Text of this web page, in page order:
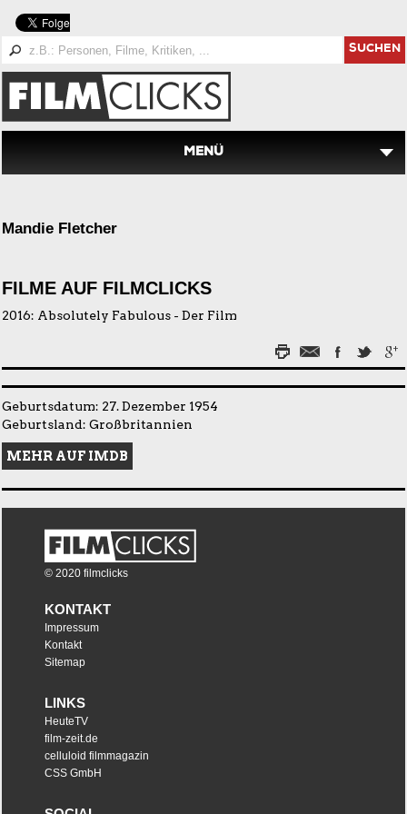
SUCHEN
MENÜ
Mandie Fletcher
FILME AUF FILMCLICKS
2016: Absolutely Fabulous - Der Film
Geburtsdatum: 27. Dezember 1954
Geburtsland: Großbritannien
MEHR AUF IMDB
© 2020 filmclicks
KONTAKT
Impressum
Kontakt
Sitemap
LINKS
HeuteTV
film-zeit.de
celluloid filmmagazin
CSS GmbH